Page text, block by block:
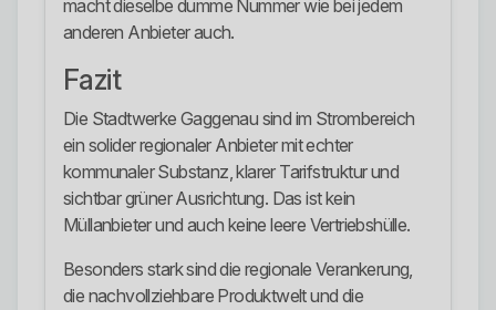
macht dieselbe dumme Nummer wie bei jedem
anderen Anbieter auch.
Fazit
Die Stadtwerke Gaggenau sind im Strombereich
ein solider regionaler Anbieter mit echter
kommunaler Substanz, klarer Tarifstruktur und
sichtbar grüner Ausrichtung. Das ist kein
Müllanbieter und auch keine leere Vertriebshülle.
Besonders stark sind die regionale Verankerung,
die nachvollziehbare Produktwelt und die